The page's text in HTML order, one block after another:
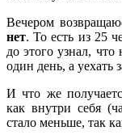
Вечером
нет. То есть из 25
до этого узнал,
один день, а уехать
И что же
как внутри себя
стало меньше, так